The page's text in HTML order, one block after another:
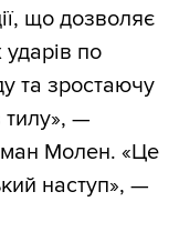
що дозволяє
по
та зростаючу
тилу», —
Молен. «Це
наступ», —